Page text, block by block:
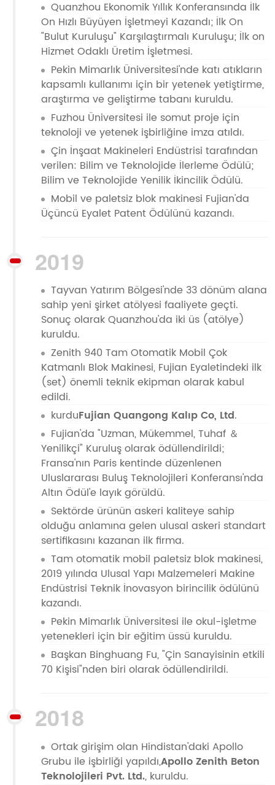
Quanzhou Ekonomik Yıllık Konferansında İlk
On Hızlı Büyüyen İşletmeyi Kazandı; İlk On
"Bulut Kuruluşu" Karşılaştırmalı Kuruluşu; İlk on
Hizmet Odaklı Üretim İşletmesi.
Pekin Mimarlık Üniversitesi'nde katı atıkların
kapsamlı kullanımı için bir yetenek yetiştirme,
araştırma ve geliştirme tabanı kuruldu.
Fuzhou Üniversitesi ile somut proje için
teknoloji ve yetenek işbirliğine imza atıldı.
Çin İnşaat Makineleri Endüstrisi tarafından
verilen: Bilim ve Teknolojide İlerleme Ödülü;
Bilim ve Teknolojide Yenilik İkincilik Ödülü.
Mobil ve paletsiz blok makinesi Fujian'da
Üçüncü Eyalet Patent Ödülünü kazandı.
2019
Tayvan Yatırım Bölgesi'nde 33 dönüm alana
sahip yeni şirket atölyesi faaliyete geçti.
Sonuç olarak Quanzhou'da iki üs (atölye)
kuruldu.
Zenith 940 Tam Otomatik Mobil Çok
Katmanlı Blok Makinesi, Fujian Eyaletindeki ilk
(set) önemli teknik ekipman olarak kabul
edildi.
kurduFujian Quangong Kalıp Co, Ltd.
Fujian'da "Uzman, Mükemmel, Tuhaf ＆
Yenilikçi" Kuruluş olarak ödüllendirildi;
Fransa'nın Paris kentinde düzenlenen
Uluslararası Buluş Teknolojileri Konferansı'nda
Altın Ödül'e layık görüldü.
Sektörde ürünün askeri kaliteye sahip
olduğu anlamına gelen ulusal askeri standart
sertifikasını kazanan ilk firma.
Tam otomatik mobil paletsiz blok makinesi,
2019 yılında Ulusal Yapı Malzemeleri Makine
Endüstrisi Teknik İnovasyon birincilik ödülünü
kazandı.
Pekin Mimarlık Üniversitesi ile okul-işletme
yetenekleri için bir eğitim üssü kuruldu.
Başkan Binghuang Fu, "Çin Sanayisinin etkili
70 Kişisi"nden biri olarak ödüllendirildi.
2018
Ortak girişim olan Hindistan'daki Apollo
Grubu ile işbirliği yapıldı,Apollo Zenith Beton
Teknolojileri Pvt. Ltd., kuruldu.